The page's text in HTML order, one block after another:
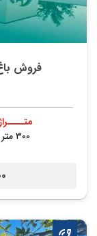
فروش باغ ویلا ۳۰۰ متری
۳۰۰ متر